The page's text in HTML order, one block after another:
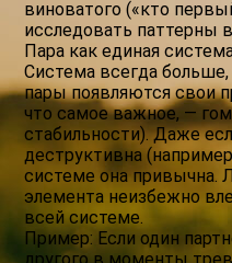
виноватого («кто
исследовать паттерны
Пара как единая
Система всегда
пары появляются свои
что самое важное, —
стабильности). Даже
деструктивна
системе она привычна.
элемента неизбежно
всей системе.
Пример: Если один